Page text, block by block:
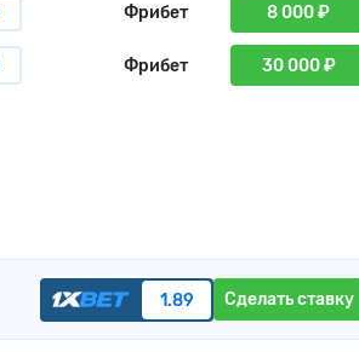
Фрибет 8 000 ₽
Фрибет 30 000 ₽
1.89 Сделать ставку